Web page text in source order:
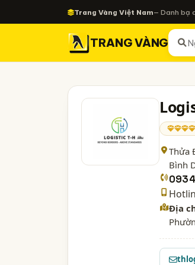
Trang Vàng Việt Nam— Danh bạ
TRANG VÀNG
Thửa
Bình
Địa